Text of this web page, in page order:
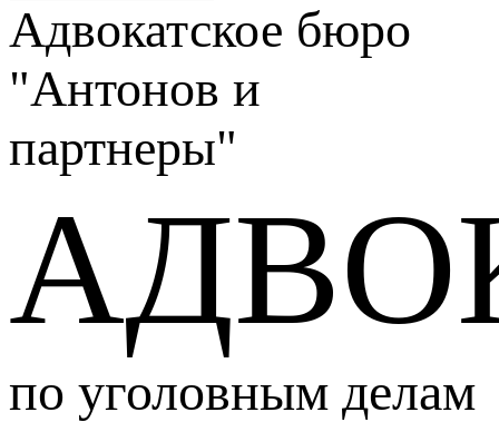
Адвокатское бюро
"Антонов и
партнеры"
по уголовным делам